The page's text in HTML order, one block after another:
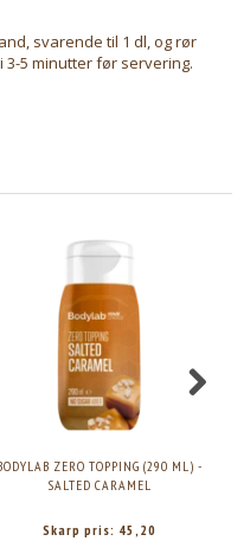
svarende til 1 dl, og rør
5 minutter før servering.
ZERO TOPPING (290 ML) -
SALTED CARAMEL
Skarp pris: 45,20